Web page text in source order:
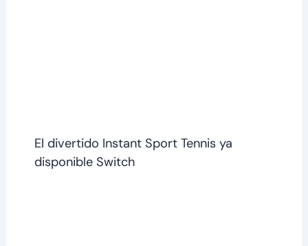
El divertido Instant Sport Tennis ya
disponible Switch